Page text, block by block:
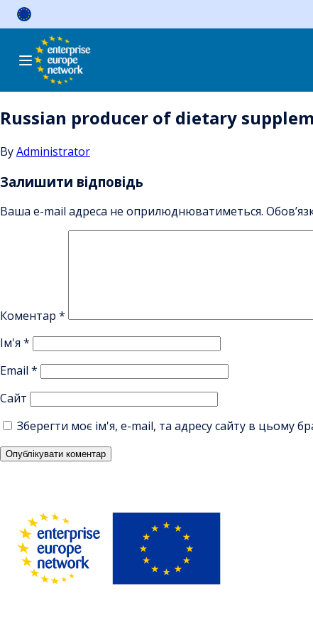
Skip
Russian producer of dietary
ByAdministrator
Залишити відповідь
Ваша e-mail адреса не оприлюднюватиметься.
Коментар *
Ім'я *
Email *
Сайт
Зберегти моє ім'я, e-mail, та адресу сайту в цьому